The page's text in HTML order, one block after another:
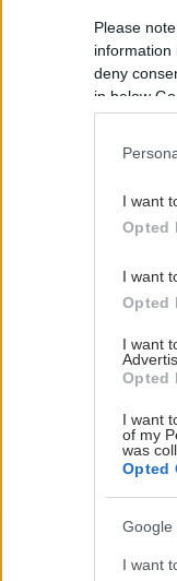
Please
information
deny
in below
I want
Opted
I want
Opted
I want
Opted
I want
of my
was
Opted
Google
I want